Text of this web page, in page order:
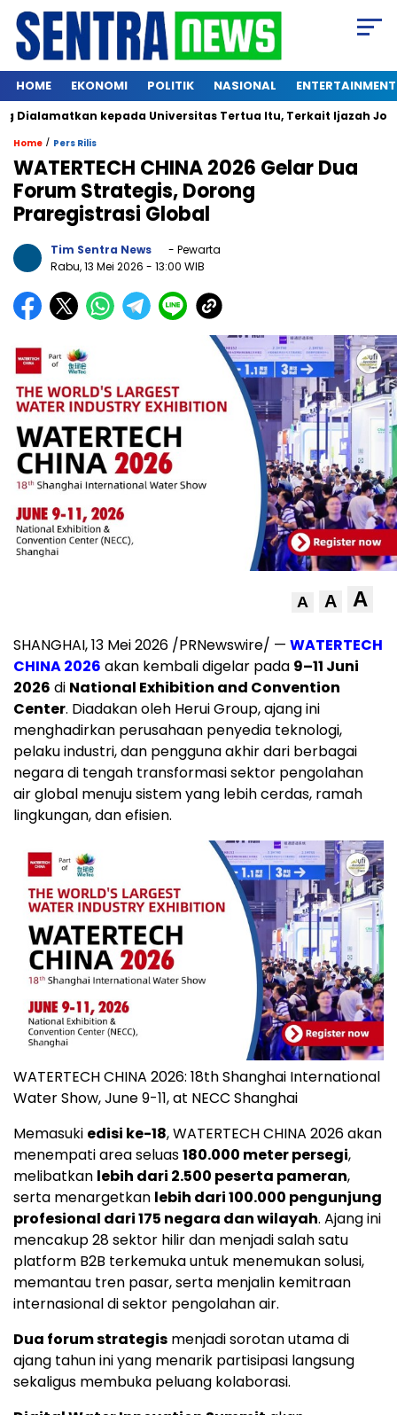
HOME EKONOMI POLITIK NASIONAL ENTERTAINMENT
kepada Universitas Tertua Itu, Terkait Ijazah Jokowi
Home / Pers Rilis
WATERTECH CHINA 2026 Gelar Dua
Forum Strategis, Dorong
Praregistrasi Global
Tim Sentra News
- Pewarta
Rabu, 13 Mei 2026 - 13:00 WIB
A A A
SHANGHAI, 13 Mei 2026 /PRNewswire/ — WATERTECH
CHINA 2026 akan kembali digelar pada 9–11 Juni
2026 di National Exhibition and Convention
Center. Diadakan oleh Herui Group, ajang ini
menghadirkan perusahaan penyedia teknologi,
pelaku industri, dan pengguna akhir dari berbagai
negara di tengah transformasi sektor pengolahan
air global menuju sistem yang lebih cerdas, ramah
lingkungan, dan efisien.
WATERTECH CHINA 2026: 18th Shanghai International
Water Show, June 9-11, at NECC Shanghai
Memasuki edisi ke-18, WATERTECH CHINA 2026 akan
menempati area seluas180.000 meter persegi,
melibatkan lebih dari 2.500 peserta pameran,
serta menargetkan lebih dari 100.000 pengunjung
profesional dari 175 negara dan wilayah. Ajang ini
mencakup 28 sektor hilir dan menjadi salah satu
platform B2B terkemuka untuk menemukan solusi,
memantau tren pasar, serta menjalin kemitraan
internasional di sektor pengolahan air.
Dua forum strategis menjadi sorotan utama di
ajang tahun ini yang menarik partisipasi langsung
sekaligus membuka peluang kolaborasi.